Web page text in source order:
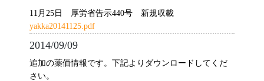
11月25日 厚労省告示440号 新規収載
yakka20141125.pdf
2014/09/09
追加の薬価情報です。下記よりダウンロードしてくだ
さい。